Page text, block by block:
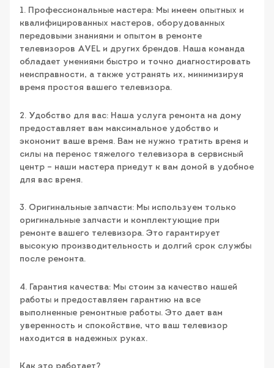
1. Профессиональные мастера: Мы имеем опытных и
квалифицированных мастеров, оборудованных
передовыми знаниями и опытом в ремонте
телевизоров AVEL и других брендов. Наша команда
обладает умениями быстро и точно диагностировать
неисправности, а также устранять их, минимизируя
время простоя вашего телевизора.
2. Удобство для вас: Наша услуга ремонта на дому
предоставляет вам максимальное удобство и
экономит ваше время. Вам не нужно тратить время и
силы на перенос тяжелого телевизора в сервисный
центр – наши мастера приедут к вам домой в удобное
для вас время.
3. Оригинальные запчасти: Мы используем только
оригинальные запчасти и комплектующие при
ремонте вашего телевизора. Это гарантирует
высокую производительность и долгий срок службы
после ремонта.
4. Гарантия качества: Мы стоим за качество нашей
работы и предоставляем гарантию на все
выполненные ремонтные работы. Это дает вам
уверенность и спокойствие, что ваш телевизор
находится в надежных руках.